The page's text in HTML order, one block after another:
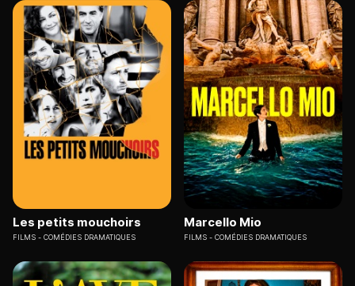
Les petits mouchoirs
FILMS COMÉDIES DRAMATIQUES
Marcello Mio
FILMS COMÉDIES DRAMATIQUES